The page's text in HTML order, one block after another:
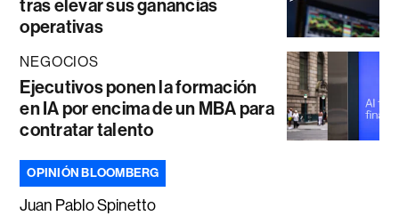
tras elevar sus ganancias
operativas
NEGOCIOS
Ejecutivos ponen la formación
en IA por encima de un MBA para
contratar talento
OPINIÓN BLOOMBERG
Juan Pablo Spinetto